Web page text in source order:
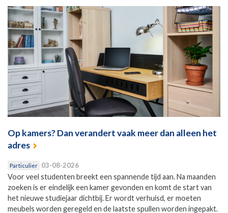
Op kamers? Dan verandert vaak meer dan alleen het
adres
Particulier 03-08-2026
Voor veel studenten breekt een spannende tijd aan. Na maanden
zoeken is er eindelijk een kamer gevonden en komt de start van
het nieuwe studiejaar dichtbij. Er wordt verhuisd, er moeten
meubels worden geregeld en de laatste spullen worden ingepakt.